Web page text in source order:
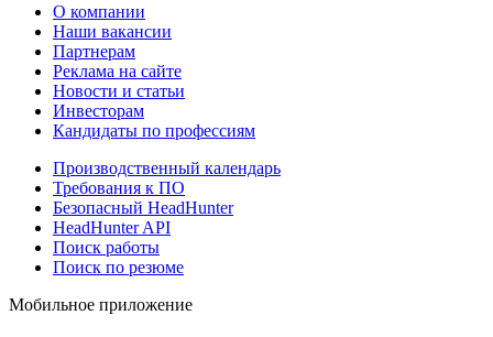
О компании
Наши вакансии
Партнерам
Реклама на сайте
Новости и статьи
Инвесторам
Кандидаты по профессиям
Производственный календарь
Требования к ПО
Безопасный HeadHunter
HeadHunter API
Поиск работы
Поиск по резюме
Мобильное приложение